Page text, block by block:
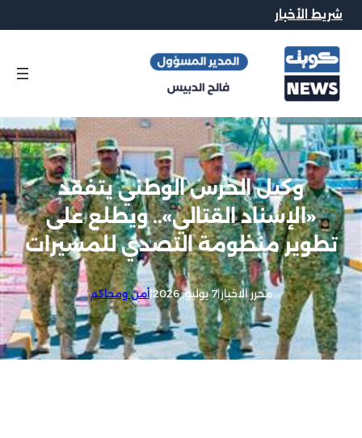
شريط الأخبار
وكيل الحرس الوطني يتفقد
«الإسناد القتالي».. ويطلع على
تطوير منظومة التصدي للمسيرات
محرر الاخبار|7 يوليو, 2026 |أمن ومحاكم